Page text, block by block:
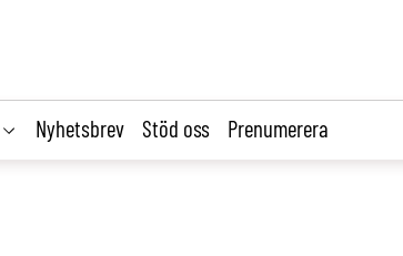
Nyhetsbrev Stöd oss Prenumerera